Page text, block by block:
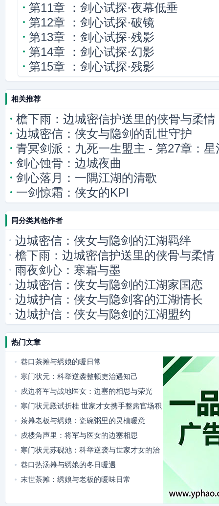
第11章 ：剑心试探·夜幕低垂
第12章 ：剑心试探·破镜
第13章 ：剑心试探·残影
第14章 ：剑心试探·幻影
第15章 ：剑心试探·残影
相关推荐
檐下雨：边城密信护送里的侠骨与柔情
边城密信：侠女与隐剑的乱世守护
青冥剑派：九死一生盟主 - 第27章：
零星窥探
剑心蚀骨：边城夜曲
剑心落月：一隅江湖的清歌
一剑惊霜：侠女的KPI
同分类其他作者
边城密信：侠女与隐剑的江湖羁绊
檐下雨：边城密信护送里的侠骨与柔情
雨夜剑心：寒霜与墨
边城密信：侠女与隐剑的江湖家国恋
边城护信：侠女与隐剑客的江湖情长
边城护信：侠女与隐剑的江湖盟约
热门文章
巷口茶摊与绣娘的暖日常
寒门状元：科举逆袭整顿吏治遇知己
戍边将军与战地医女：边塞的相思与荣光
寒门状元殿试折桂 世家才女携手整肃官场积
弊
茶摊老板与绣娘：瓷碗粥里的灵植暖意
戍楼角声里：将军与医女的边塞相思
寒门状元苏砚池：科举逆袭与世家才女的治
世同行
巷口热汤摊与绣娘的冬日暖遇
末世茶摊：绣娘与老板的暖味日常